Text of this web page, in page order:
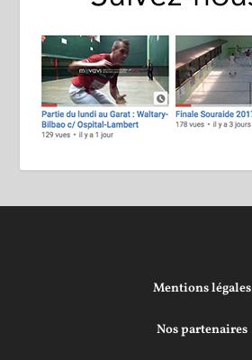
Mentions légales
Nos partenaires